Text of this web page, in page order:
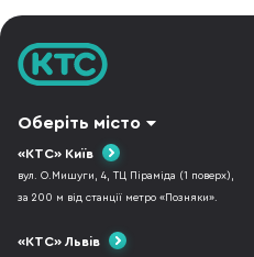
Оберіть місто
«КТС» Київ
вул. О.Мишуги, 4, ТЦ Піраміда (1 поверх),
за 200 м від станції метро «Позняки».
«КТС» Львів